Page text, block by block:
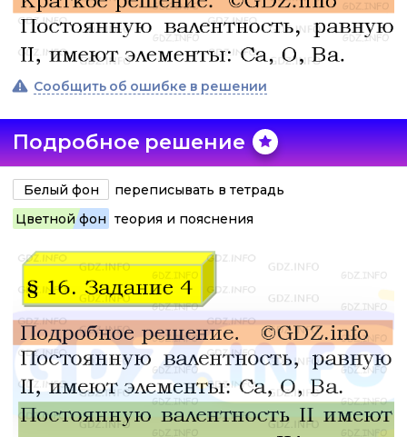
Сообщить об ошибке в решении
Подробное решение
Белый фон
переписывать в тетрадь
Цветной фон теория и пояснения